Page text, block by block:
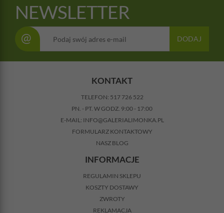
NEWSLETTER
@ DODAJ
KONTAKT
TELEFON: 517 726 522
PN. - PT. W GODZ. 9:00 - 17:00
E-MAIL: INFO@GALERIALIMONKA.PL
FORMULARZ KONTAKTOWY
NASZ BLOG
INFORMACJE
REGULAMIN SKLEPU
KOSZTY DOSTAWY
ZWROTY
REKLAMACJA